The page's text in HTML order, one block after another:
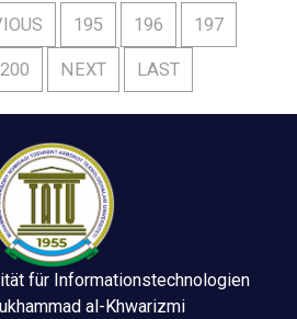
195 196 197
200 NEXT LAST
für Informationstechnologien
al-Khwarizmi